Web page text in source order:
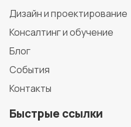
Дизайн и проектирование
Консалтинг и обучение
Блог
События
Контакты
Быстрые ссылки